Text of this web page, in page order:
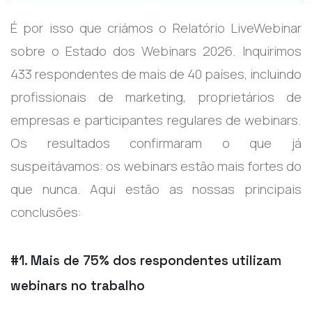
É por isso que criámos o Relatório LiveWebinar
sobre o Estado dos Webinars 2026. Inquirimos
433 respondentes de mais de 40 países, incluindo
profissionais de marketing, proprietários de
empresas e participantes regulares de webinars.
Os resultados confirmaram o que já
suspeitávamos: os webinars estão mais fortes do
que nunca. Aqui estão as nossas principais
conclusões:
#1. Mais de 75% dos respondentes utilizam
webinars no trabalho